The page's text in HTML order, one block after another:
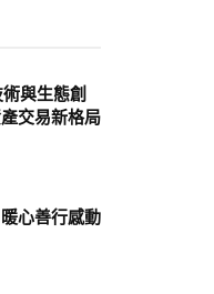
與生態創
交易新格局
心善行感動